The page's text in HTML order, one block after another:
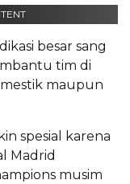
besar sang
tim di
maupun
spesial karena
Madrid
musim